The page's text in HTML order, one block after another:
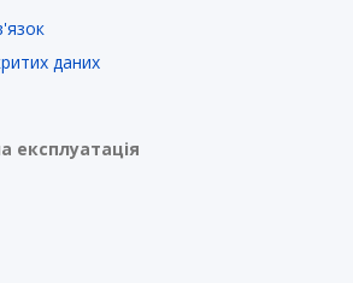
даних
експлуатація